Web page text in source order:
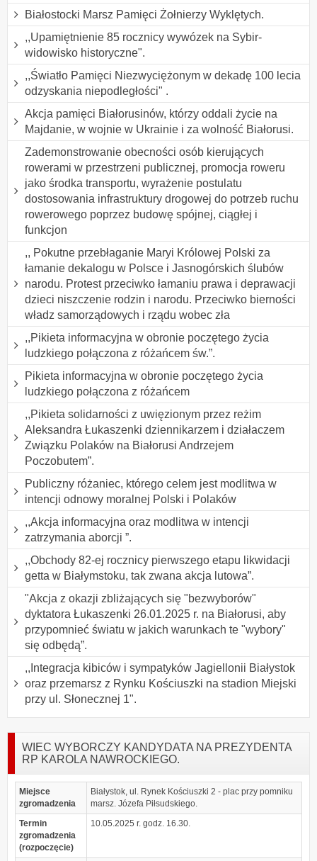
Białostocki Marsz Pamięci Żołnierzy Wyklętych.
,,Upamiętnienie 85 rocznicy wywózek na Sybir-
widowisko historyczne".
,,Światło Pamięci Niezwyciężonym w dekadę 100 lecia
odzyskania niepodległości" .
Akcja pamięci Białorusinów, którzy oddali życie na
Majdanie, w wojnie w Ukrainie i za wolność Białorusi.
Zademonstrowanie obecności osób kierujących
rowerami w przestrzeni publicznej, promocja roweru
jako środka transportu, wyrażenie postulatu
dostosowania infrastruktury drogowej do potrzeb ruchu
rowerowego poprzez budowę spójnej, ciągłej i
funkcjon
,, Pokutne przebłaganie Maryi Królowej Polski za
łamanie dekalogu w Polsce i Jasnogórskich ślubów
narodu. Protest przeciwko łamaniu prawa i deprawacji
dzieci niszczenie rodzin i narodu. Przeciwko bierności
władz samorządowych i rządu wobec zła
,,Pikieta informacyjna w obronie poczętego życia
ludzkiego połączona z różańcem św.”.
Pikieta informacyjna w obronie poczętego życia
ludzkiego połączona z różańcem
,,Pikieta solidarności z uwięzionym przez reżim
Aleksandra Łukaszenki dziennikarzem i działaczem
Związku Polaków na Białorusi Andrzejem
Poczobutem”.
Publiczny różaniec, którego celem jest modlitwa w
intencji odnowy moralnej Polski i Polaków
,,Akcja informacyjna oraz modlitwa w intencji
zatrzymania aborcji ”.
,,Obchody 82-ej rocznicy pierwszego etapu likwidacji
getta w Białymstoku, tak zwana akcja lutowa”.
"Akcja z okazji zbliżających się "bezwyborów"
dyktatora Łukaszenki 26.01.2025 r. na Białorusi, aby
przypomnieć światu w jakich warunkach te "wybory"
się odbędą”.
,,Integracja kibiców i sympatyków Jagiellonii Białystok
oraz przemarsz z Rynku Kościuszki na stadion Miejski
przy ul. Słonecznej 1".
WIEC WYBORCZY KANDYDATA NA PREZYDENTA
RP KAROLA NAWROCKIEGO.
Miejsce
zgromadzenia
Białystok, ul. Rynek Kościuszki 2 - plac przy pomniku
marsz. Józefa Piłsudskiego.
Termin
zgromadzenia
(rozpoczęcie)
10.05.2025 r. godz. 16.30.